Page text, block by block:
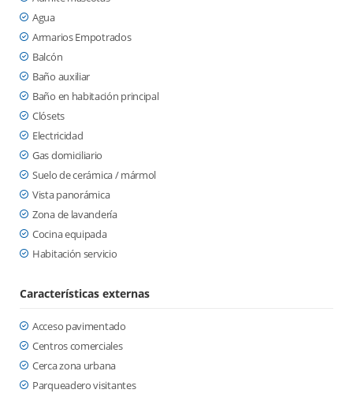
Agua
Armarios Empotrados
Balcón
Baño auxiliar
Baño en habitación principal
Clósets
Electricidad
Gas domiciliario
Suelo de cerámica / mármol
Vista panorámica
Zona de lavandería
Cocina equipada
Habitación servicio
Características externas
Acceso pavimentado
Centros comerciales
Cerca zona urbana
Parqueadero visitantes